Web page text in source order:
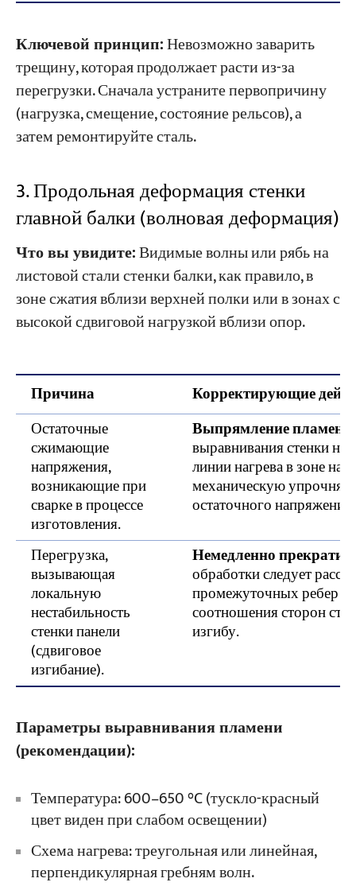
Ключевой принцип:Невозможно заварить
трещину, которая продолжает расти из-за
перегрузки. Сначала устраните первопричину
(нагрузка, смещение, состояние рельсов), а
затем ремонтируйте сталь.
3. Продольная деформация стенки
главной балки (волновая деформация)
Что вы увидите:Видимые волны или рябь на
листовой стали стенки балки, как правило, в
зоне сжатия вблизи верхней полки или в зонах с
высокой сдвиговой нагрузкой вблизи опор.
Причина
Корректирующие
Остаточные
сжимающие
напряжения,
возникающие при
сварке в процессе
изготовления.
Выпрямление пламени
выравнивания стенки
линии нагрева в зоне
механическую
остаточного напряжения.
Перегрузка,
вызывающая
локальную
нестабильность
стенки панели
(сдвиговое
изгибание).
Немедленно
обработки следует
промежуточных ребер
соотношения сторон
изгибу.
Параметры выравнивания пламени
(рекомендации):
Температура: 600–650 °C (тускло-красный
цвет виден при слабом освещении)
Схема нагрева: треугольная или линейная,
перпендикулярная гребням волн.